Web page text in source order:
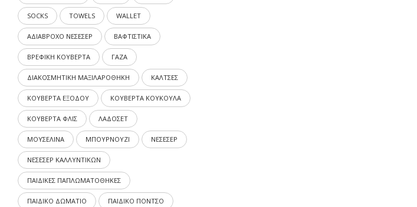
SOCKS TOWELS WALLET
ΑΔΙΑΒΡΟΧΟ ΝΕΣΕΣΕΡ ΒΑΦΤΙΣΤΙΚΑ
ΒΡΕΦΙΚΗ ΚΟΥΒΕΡΤΑ ΓΑΖΑ
ΔΙΑΚΟΣΜΗΤΙΚΗ ΜΑΞΙΛΑΡΟΘΗΚΗ ΚΑΛΤΣΕΣ
ΚΟΥΒΕΡΤΑ ΕΞΟΔΟΥ ΚΟΥΒΕΡΤΑ ΚΟΥΚΟΥΛΑ
ΚΟΥΒΕΡΤΑ ΦΛΙΣ ΛΑΔΟΣΕΤ
ΜΟΥΣΕΛΙΝΑ ΜΠΟΥΡΝΟΥΖΙ ΝΕΣΕΣΕΡ
ΝΕΣΕΣΕΡ ΚΑΛΛΥΝΤΙΚΩΝ
ΠΑΙΔΙΚΕΣ ΠΑΠΛΩΜΑΤΟΘΗΚΕΣ
ΠΑΙΔΙΚΟ ΔΩΜΑΤΙΟ ΠΑΙΔΙΚΟ ΠΟΝΤΣΟ